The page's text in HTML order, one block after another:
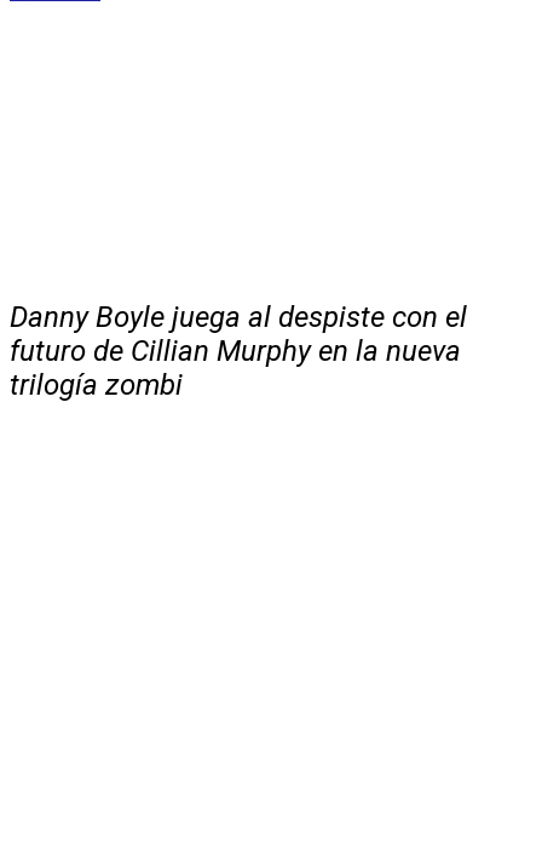
Danny Boyle juega al despiste con el
futuro de Cillian Murphy en la nueva
trilogía zombi